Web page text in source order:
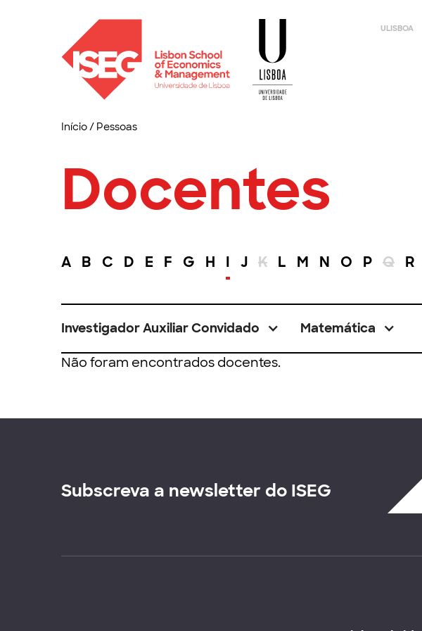
ULISBOA
Início/ Pessoas
Docentes
A B C D E F G H I J K L M N O P Q R
Investigador Auxiliar Convidado Matemática
Não foram encontrados docentes.
Subscreva a newsletter do ISEG